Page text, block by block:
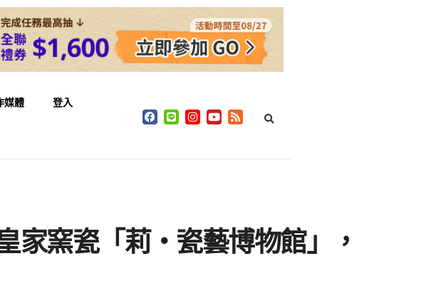
媒體 登入
家窯瓷「莉‧瓷藝博物館」，